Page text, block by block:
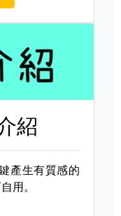
紹
產生有質感的
用。